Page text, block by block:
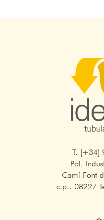
T. [+34]
Pol.
Camí Font
c.p.. 08227